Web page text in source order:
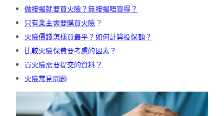
做按揭就要買火險？無按揭唔買得？
只有業主需要購買火險 ？
火險價錢怎樣買最平？如何計算投保額？
比較火險保費要考慮的因素？
買火險需要提交的資料？
火險常見問題